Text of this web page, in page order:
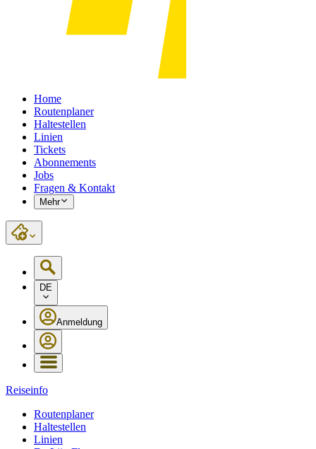
Home
Routenplaner
Haltestellen
Linien
Tickets
Abonnements
Jobs
Fragen & Kontakt
Mehr
DE
Anmeldung
Reiseinfo
Routenplaner
Haltestellen
Linien